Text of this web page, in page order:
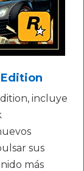
incluye
sus
más